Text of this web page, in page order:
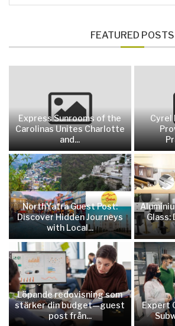
FEATURED POSTS
Express Sunrooms of the
Carolinas Unites Charlotte
and...
Cyrel
NorthYatra Guest Post:
Discover Hidden Journeys
with Local...
Löpande redovisning som
stärker din budget—guest
post från...
Expert